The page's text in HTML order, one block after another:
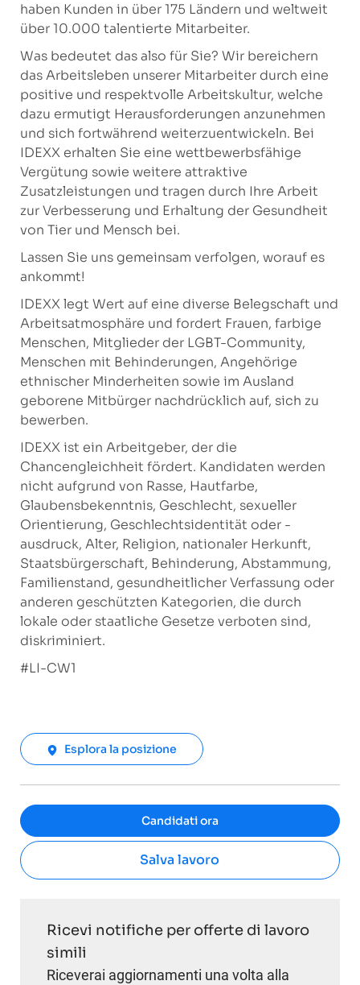
haben Kunden in über 175 Ländern und weltweit
über 10.000 talentierte Mitarbeiter.
Was bedeutet das also für Sie? Wir bereichern
das Arbeitsleben unserer Mitarbeiter durch eine
positive und respektvolle Arbeitskultur, welche
dazu ermutigt Herausforderungen anzunehmen
und sich fortwährend weiterzuentwickeln. Bei
IDEXX erhalten Sie eine wettbewerbsfähige
Vergütung sowie weitere attraktive
Zusatzleistungen und tragen durch Ihre Arbeit
zur Verbesserung und Erhaltung der Gesundheit
von Tier und Mensch bei.
Lassen Sie uns gemeinsam verfolgen, worauf es
ankommt!
IDEXX legt Wert auf eine diverse Belegschaft und
Arbeitsatmosphäre und fordert Frauen, farbige
Menschen, Mitglieder der LGBT-Community,
Menschen mit Behinderungen, Angehörige
ethnischer Minderheiten sowie im Ausland
geborene Mitbürger nachdrücklich auf, sich zu
bewerben.
IDEXX ist ein Arbeitgeber, der die
Chancengleichheit fördert. Kandidaten werden
nicht aufgrund von Rasse, Hautfarbe,
Glaubensbekenntnis, Geschlecht, sexueller
Orientierung, Geschlechtsidentität oder -
ausdruck, Alter, Religion, nationaler Herkunft,
Staatsbürgerschaft, Behinderung, Abstammung,
Familienstand, gesundheitlicher Verfassung oder
anderen geschützten Kategorien, die durch
lokale oder staatliche Gesetze verboten sind,
diskriminiert.
#LI-CW1
Esplora la posizione
Candidati ora
Salva lavoro
Ricevi notifiche per offerte di lavoro
simili
Riceverai aggiornamenti una volta alla